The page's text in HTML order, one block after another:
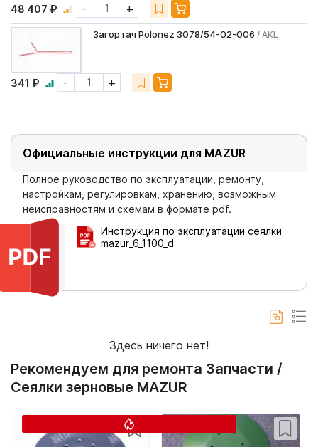
48 407 ₽ - +
Загортач Polonez 3078/54-02-006 / AKL
341 ₽ - +
Официальные инструкции для MAZUR
Полное руководство по эксплуатации, ремонту,
настройкам, регулировкам, хранению, возможным
неисправностям и схемам в формате pdf.
Инструкция по эксплуатации сеялки
mazur_6_1100_d
Здесь ничего нет!
Рекомендуем для ремонта Запчасти /
Сеялки зерновые MAZUR